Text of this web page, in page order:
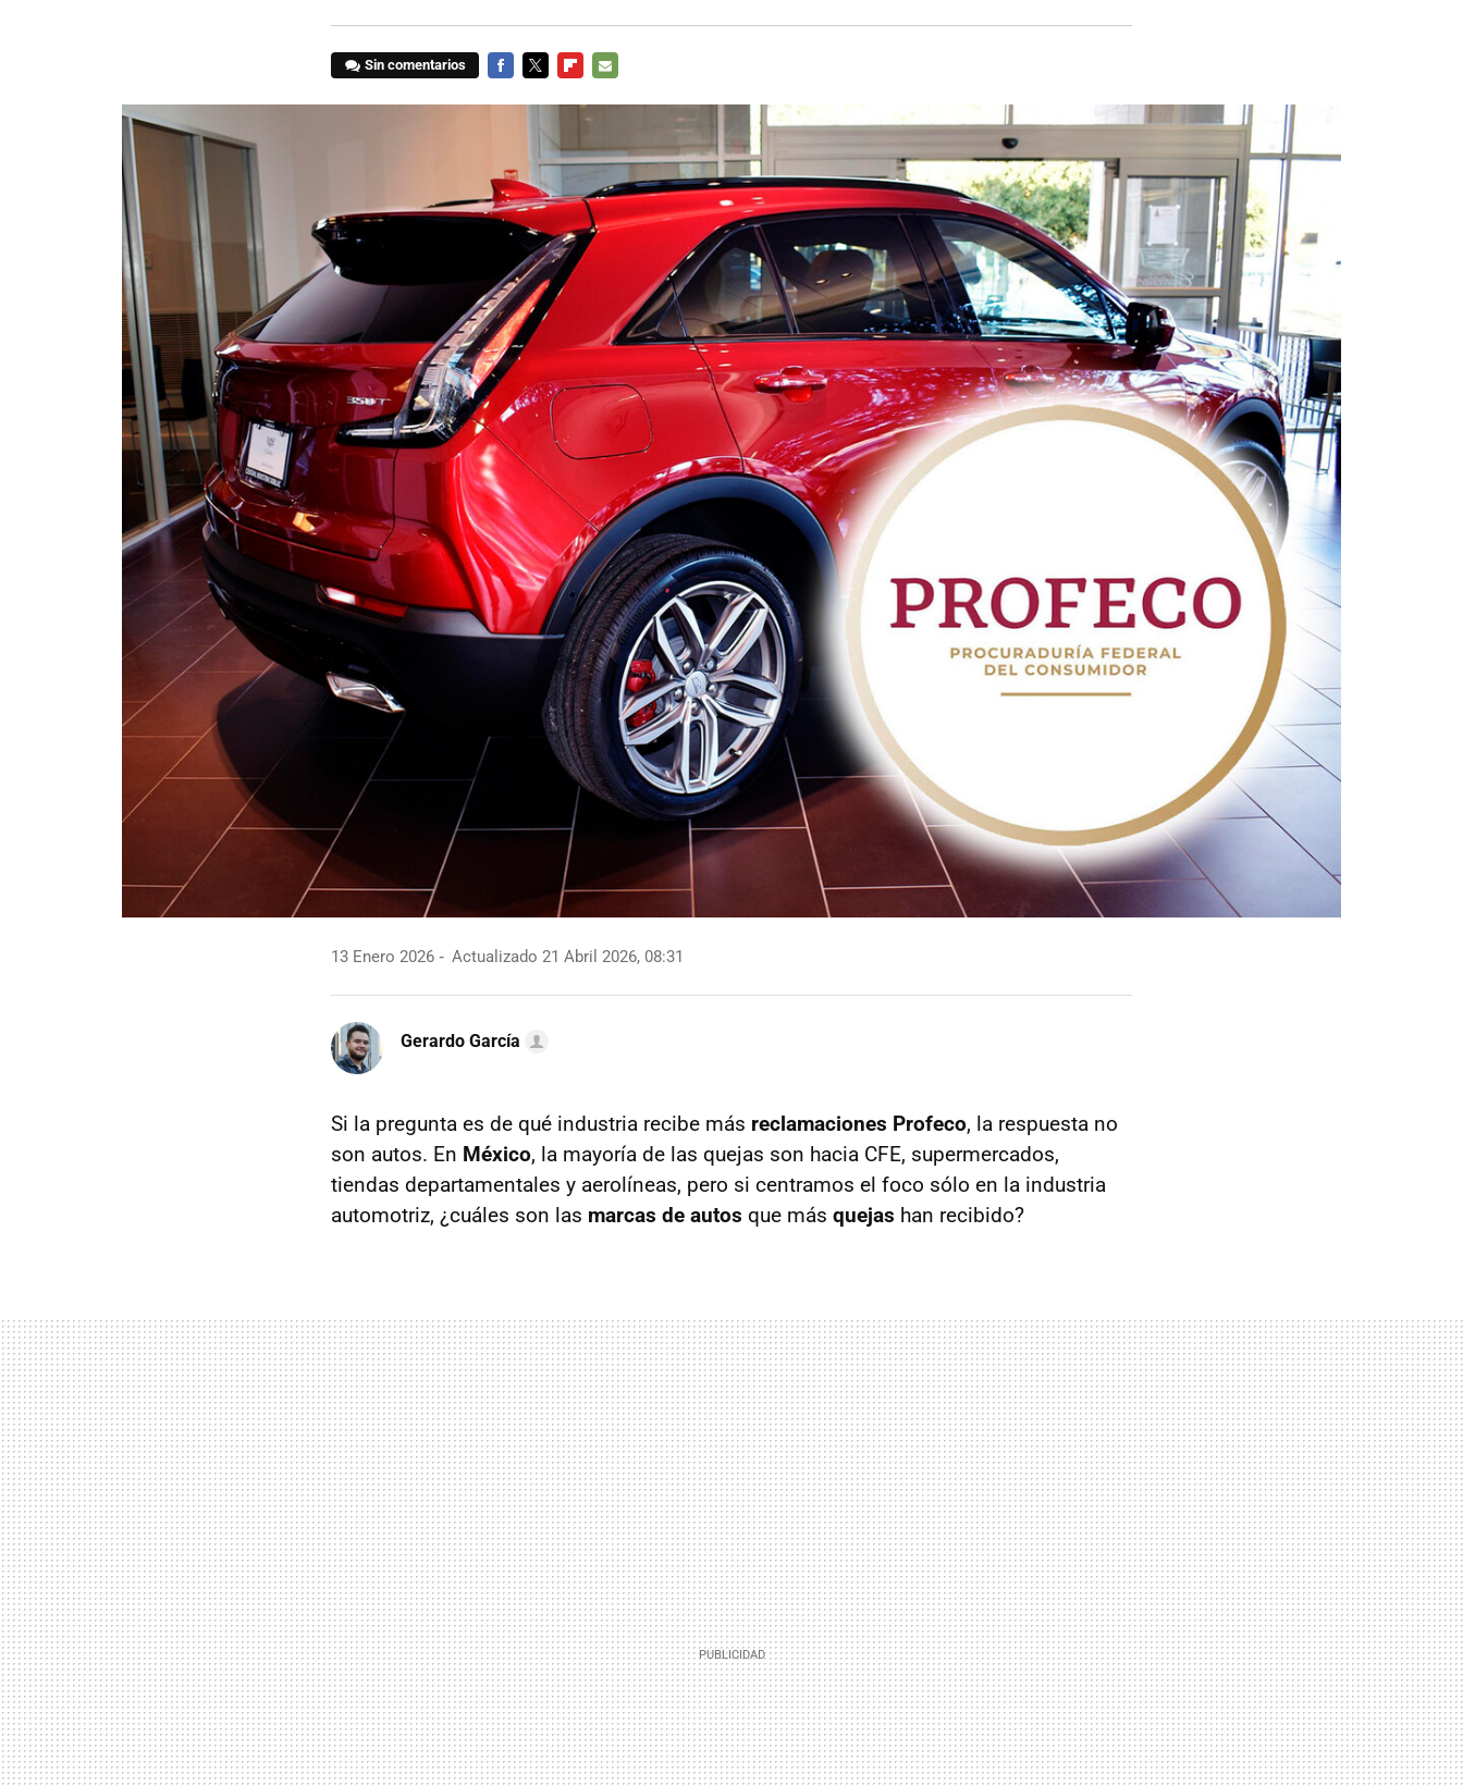
Sin comentarios
13 Enero 2026 Actualizado 21 Abril 2026, 08:31
Gerardo García
Si la pregunta es de qué industria recibe más reclamaciones Profeco, la respuesta no
son autos. En México, la mayoría de las quejas son hacia CFE, supermercados,
tiendas departamentales y aerolíneas, pero si centramos el foco sólo en la industria
automotriz, ¿cuáles son las marcas de autos que más quejas han recibido?